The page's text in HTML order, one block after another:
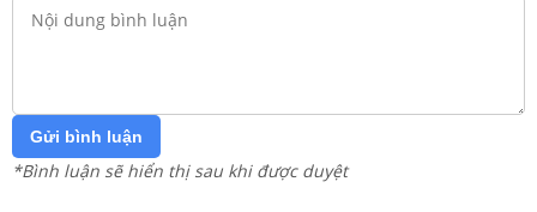
Gửi bình luận
*Bình luận sẽ hiển thị sau khi được duyệt